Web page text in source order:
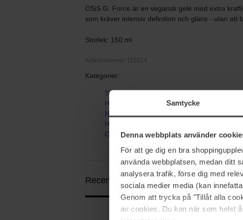
Samtycke
Denna webbplats använder
För att ge dig en bra
använda webbplatsen, medan ditt
analysera trafik, förse dig med
sociala medier media (kan
Genom att trycka på "Tillåt alla
av cookies. Du kan när som helst
OSiS G. Force är en vegansk gelé med extra
som kräver intensiv definition och glans - utan att
Storlek: 150 ml
Artikelnummer: 115614
Kategorier:
Startsida
Hårvård
Hårstyling
Hårgel
OSIS G. Force
Recensioner (3) Frågor & svar (0)